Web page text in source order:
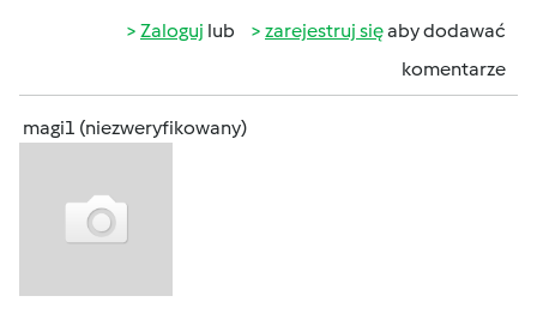
Zaloguj lub zarejestruj sięaby dodawać
komentarze
magi1 (niezweryfikowany)